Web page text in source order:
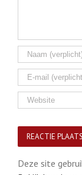
Deze site